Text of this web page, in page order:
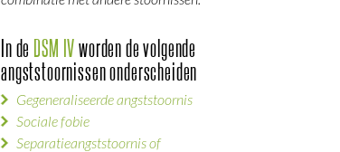
In de DSM IVworden de volgende
angststoornissen onderscheiden
Gegeneraliseerde angststoornis
Sociale fobie
Separatieangststoornis of